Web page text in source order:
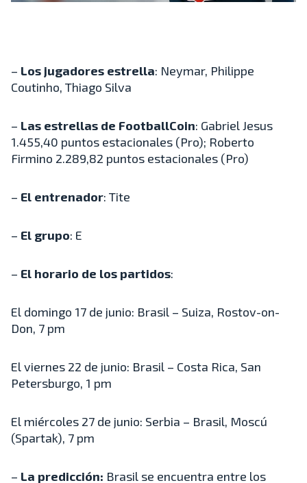
– Los jugadores estrella: Neymar, Philippe
Coutinho, Thiago Silva
– Las estrellas de FootballCoin: Gabriel Jesus
1.455,40 puntos estacionales (Pro); Roberto
Firmino 2.289,82 puntos estacionales (Pro)
– El entrenador: Tite
– El grupo: E
– El horario de los partidos:
El domingo 17 de junio: Brasil – Suiza, Rostov-on-
Don, 7 pm
El viernes 22 de junio: Brasil – Costa Rica, San
Petersburgo, 1 pm
El miércoles 27 de junio: Serbia – Brasil, Moscú
(Spartak), 7 pm
– La predicción: Brasil se encuentra entre los